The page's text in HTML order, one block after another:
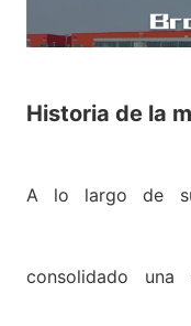
Historia de la
A lo largo de
consolidado